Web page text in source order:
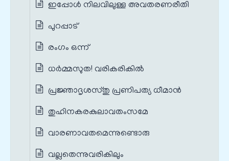
ഇപ്പോള്‍ നിലവിലുള്ള അവതരണരീതി
പുറപ്പാട്
രംഗം ഒന്ന്
ധര്‍മ്മസുത! വരികരികില്‍
പ്രജ്ഞാദൃശസ്തു പ്രണിപത്യ ധീമാന്‍
തുഹിനകരകുലാവതംസമേ
വാരണാവതമെന്നുണ്ടൊരു
വല്ലതെന്നുവരികിലും